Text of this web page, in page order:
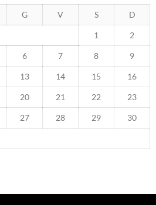
G V S D
1 2
6 7 8 9
13 14 15 16
20 21 22 23
27 28 29 30